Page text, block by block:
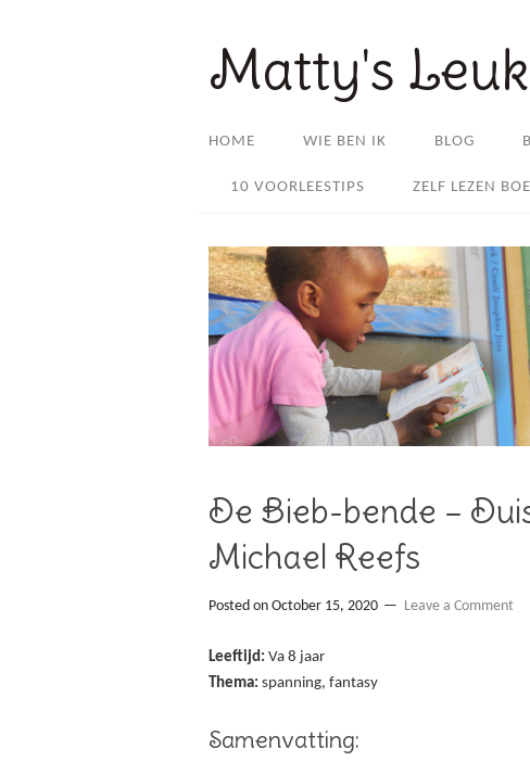
Matty's
HOME WIE BEN IK BLOG
10 VOORLEESTIPS ZELF LEZEN
De Bieb-bende –
Michael Reefs
Posted on October 15, 2020 Leave a Comment
Leeftijd: Va 8 jaar
Thema: spanning, fantasy
Samenvatting: